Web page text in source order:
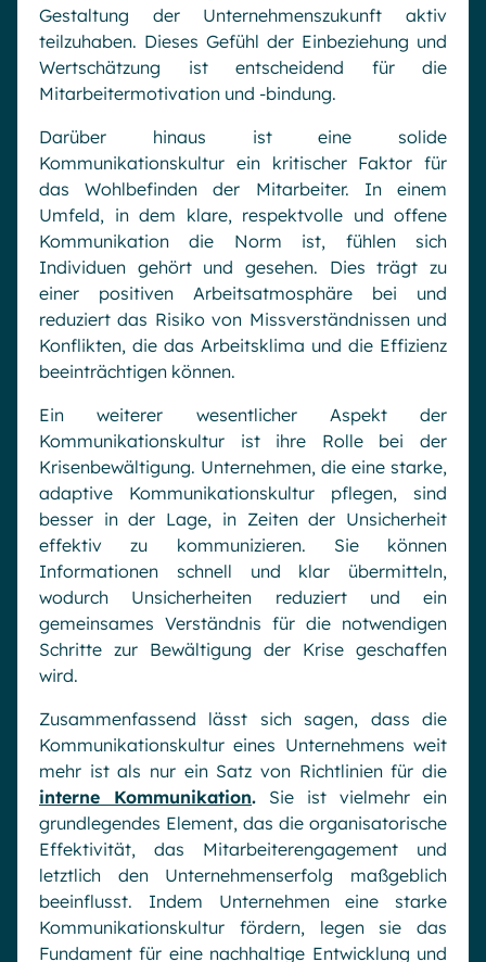
Gestaltung der Unternehmenszukunft aktiv
teilzuhaben. Dieses Gefühl der Einbeziehung und
Wertschätzung ist entscheidend für die
Mitarbeitermotivation und -bindung.
Darüber hinaus ist eine solide
Kommunikationskultur ein kritischer Faktor für
das Wohlbefinden der Mitarbeiter. In einem
Umfeld, in dem klare, respektvolle und offene
Kommunikation die Norm ist, fühlen sich
Individuen gehört und gesehen. Dies trägt zu
einer positiven Arbeitsatmosphäre bei und
reduziert das Risiko von Missverständnissen und
Konflikten, die das Arbeitsklima und die Effizienz
beeinträchtigen können.
Ein weiterer wesentlicher Aspekt der
Kommunikationskultur ist ihre Rolle bei der
Krisenbewältigung. Unternehmen, die eine starke,
adaptive Kommunikationskultur pflegen, sind
besser in der Lage, in Zeiten der Unsicherheit
effektiv zu kommunizieren. Sie können
Informationen schnell und klar übermitteln,
wodurch Unsicherheiten reduziert und ein
gemeinsames Verständnis für die notwendigen
Schritte zur Bewältigung der Krise geschaffen
wird.
Zusammenfassend lässt sich sagen, dass die
Kommunikationskultur eines Unternehmens weit
mehr ist als nur ein Satz von Richtlinien für die
interne Kommunikation. Sie ist vielmehr ein
grundlegendes Element, das die organisatorische
Effektivität, das Mitarbeiterengagement und
letztlich den Unternehmenserfolg maßgeblich
beeinflusst. Indem Unternehmen eine starke
Kommunikationskultur fördern, legen sie das
Fundament für eine nachhaltige Entwicklung und